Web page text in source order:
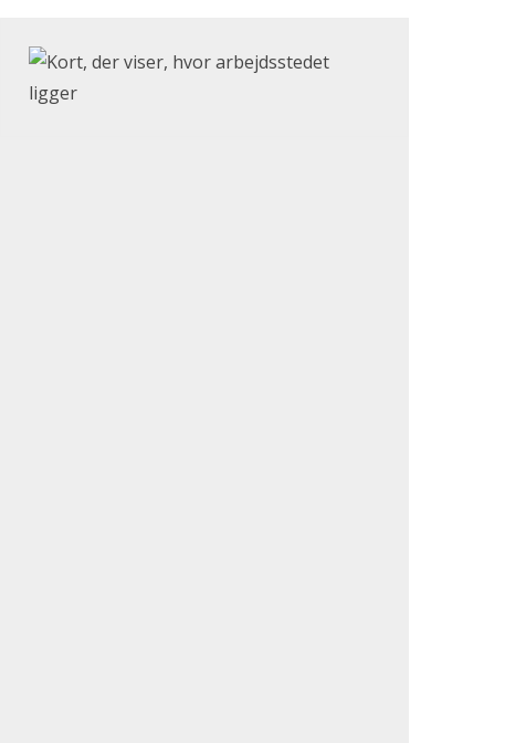
Klik for at åbne Google Maps og se, hvor arbejdsstedet